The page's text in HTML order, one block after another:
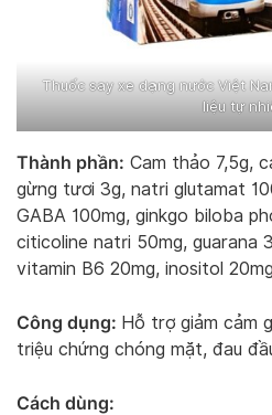
Thuốc say xe dạng nước Việt
liệu tự
Thành phần: Cam thảo 7,5g,
gừng tươi 3g, natri glutamat
GABA 100mg, ginkgo biloba
citicoline natri 50mg, guarana
vitamin B6 20mg, inositol
Công dụng: Hỗ trợ giảm cảm
triệu chứng chóng mặt, đau
Cách dùng: